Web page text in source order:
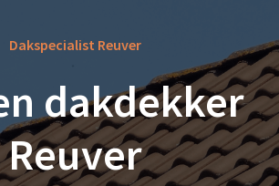
Dakspecialist Reuver
dakdekker
Reuver